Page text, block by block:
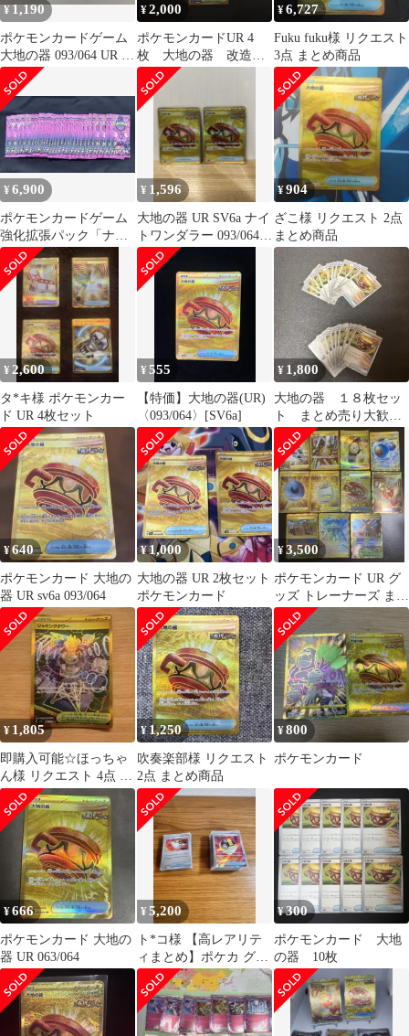
¥1,190
ポケモンカードゲーム
大地の器 093/064 UR 2
枚まとめセット トレー
ナーズ グッズ 美品
2507LO087
¥2,000
ポケモンカードUR 4
枚 大地の器 改造ハ
ンマー ゼロの大空洞
ディンルーex
¥6,727
Fuku fuku様 リクエスト
3点 まとめ商品
¥6,900
ポケモンカードゲーム
強化拡張パック「ナイ
トワンダラー」 未開封
29パック
¥ 1,596
大地の器 UR SV6a ナイ
トワンダラー 093/064 2
枚
¥904
ざこ様 リクエスト 2点
まとめ商品
¥ 2,600
タ*キ様 ポケモンカー
ド UR 4枚セット
¥555
【特価】大地の器(UR)
〈093/064〉[SV6a]
¥ 1,800
大地の器 １８枚セッ
ト まとめ売り大歓
迎 希望額教えてくだ
さい
¥640
ポケモンカード 大地の
器 UR sv6a 093/064
¥1,000
大地の器 UR 2枚セット
ポケモンカード
¥3,500
ポケモンカード UR グ
ッズ トレーナーズ まと
め売り11枚セット
¥ 1,805
即購入可能☆ほっちゃ
ん様 リクエスト 4点 ま
とめ商品
¥1,250
吹奏楽部様 リクエスト
2点 まとめ商品
¥800
ポケモンカード
¥666
ポケモンカード 大地の
器 UR 063/064
¥5,200
ト*コ様 【高レアリテ
ィまとめ】ポケカ グッ
ズ・トレーナーズ SR・
UR 豪華大
¥300
ポケモンカード 大地
の器 10枚